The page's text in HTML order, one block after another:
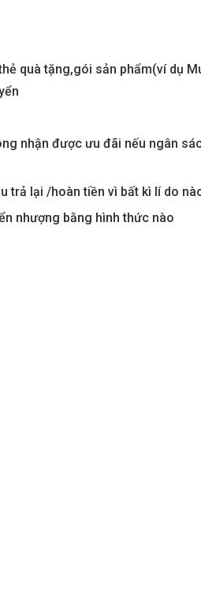
quà tặng,gói sản phẩm(ví dụ
nhận được ưu đãi nếu ngân
trả lại /hoàn tiền vì bất kì lí do
nhượng bằng hình thức nào